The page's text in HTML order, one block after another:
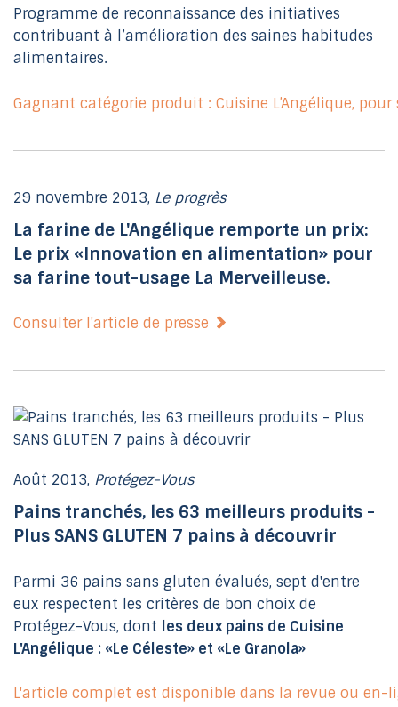
Programme de reconnaissance des initiatives
contribuant à l’amélioration des saines habitudes
alimentaires.
Gagnant catégorie produit : Cuisine L’Angélique,
29 novembre 2013, Le progrès
La farine de L'Angélique remporte un prix:
Le prix «Innovation en alimentation» pour
sa farine tout-usage La Merveilleuse.
Consulter l'article de presse
Août 2013, Protégez-Vous
Pains tranchés, les 63 meilleurs produits -
Plus SANS GLUTEN 7 pains à découvrir
Parmi 36 pains sans gluten évalués, sept d'entre
eux respectent les critères de bon choix de
Protégez-Vous, dont les deux pains de Cuisine
L'Angélique : «Le Céleste» et «Le Granola»
L'article complet est disponible dans la revue ou